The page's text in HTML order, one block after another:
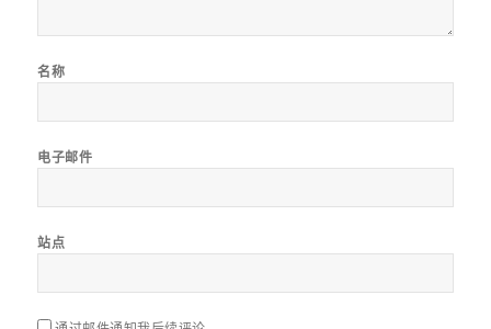
名称
电子邮件
站点